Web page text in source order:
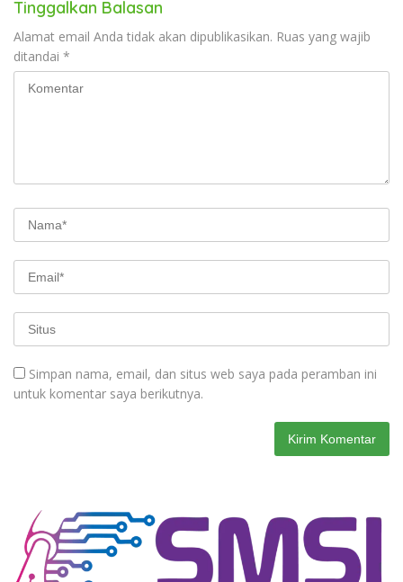
Tinggalkan Balasan
Alamat email Anda tidak akan dipublikasikan. Ruas yang wajib
ditandai *
Simpan nama, email, dan situs web saya pada peramban ini
untuk komentar saya berikutnya.